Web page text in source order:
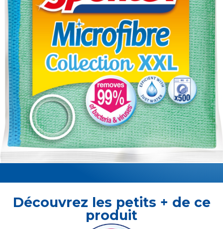
Découvrez les petits + de ce
produit